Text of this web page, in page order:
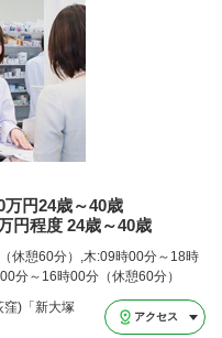
万円24歳～40歳
円程度 24歳～40歳
休憩60分）,木:09時00分～18時
分～16時00分（休憩60分）
窪)「新大塚
アクセス